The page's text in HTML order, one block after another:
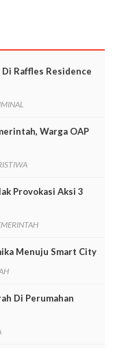
Raffles Residence
Warga OAP
Provokasi Aksi 3
Menuju Smart City
Di Perumahan